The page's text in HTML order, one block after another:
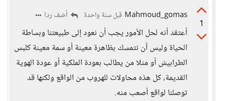
1
Mahmoud_gomas قبل سنة واحدة أضف ردا
أعتقد أنه لحل الأمور يجب أن نعود إلى طبيعتنا وبساطة
الحياة وليس أن نتمسك بظاهرة معينة أو سمة معينة كلبس
الطرابيش أو مثلا من يطالب بعودة الملكية أو عودة الهوية
القديمة، كل هذه محاولات للهروب من الواقع ولكنها قد
توصلنا لواقع أصعب منه.